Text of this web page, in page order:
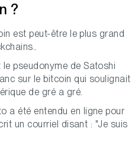
?
est peut-être le plus grand
pseudonyme de Satoshi
sur le bitcoin qui soulignait
de gré a gré.
a été entendu en ligne pour
un courriel disant : "Je suis